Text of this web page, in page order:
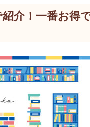
介！一番お得